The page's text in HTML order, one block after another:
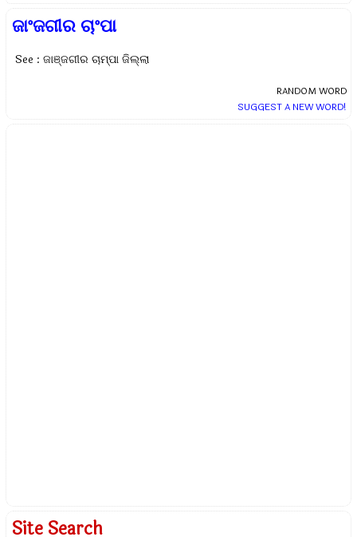
ଜାଂଜଗୀର ଚାଂପା
See : ଜାଞ୍ଜଗୀର ଚାମ୍ପା ଜିଲ୍ଲା
RANDOM WORD
SUGGEST A NEW WORD!
Site Search